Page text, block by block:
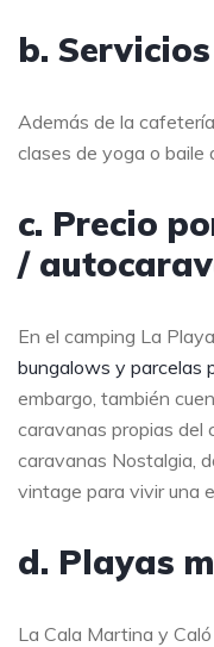
b.
Además de la
clases de yoga o baile
c. Precio
/
En el camping La
bungalows y parcelas
embargo, también
caravanas propias del
caravanas Nostalgia,
vintage para vivir una
d. Playas
La Cala Martina y